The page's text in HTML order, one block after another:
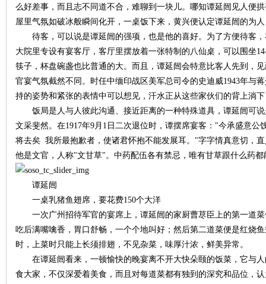
么好差事，而且志不同道不合，难聊到一块儿。哪知谭延闿见人便
屋里气氛如破冰般瞬间化开，一桌饭下来，黄兴便认定谭延闿的为
待客，可以说是谭延闿的强项，也是他的喜好。为了方便待客，
大院里专设有宴客厅，客厅里摆放着一张特制的八仙桌，可以围坐
筷子，杯盘碗盏也比普通的大。而且，谭延闿会特意比客人先到，
官宴气氛截然不同。时任中缅印战区美军总司令的史迪威1943年与
持的姿势和紧张的表情中可以想见，汗水正从这些家伙们的背上淌
饭局是人与人彼此沟通、接近距离的一种特殊道具，谭延闿可说
文采斐然。在1917年9月1日二次退位时，谭摆席宴客："今承盛意
将去矣 我所最抱歉者，使诸君怀抱不能发展耳。"字字情真意切，
他是文官，人称"文甘草"。中药配伍各有禁忌，唯有甘草跟什么药
谭延闿
一桌乳猪鱼翅席，要花费150个大洋
一次广州招待军官的宴席上，谭延闿的家厨曹荩臣上的第一道菜
吃后满嘴噙香，胃口舒畅，一个个地叫好；然后第二道菜便是红烧
时，上菜时只能上长须排翅，不见杂菜，味厚汁浓，鲜美异常。
在谭延闿看来，一顿愉快的晚宴离不开大快朵颐的饭菜，它与人
食大家，不仅深爱着美食，而且对每道菜都有独到的深究和品位，